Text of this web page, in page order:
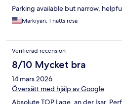
Parking available but narrow,
Markiyan, 1 natts resa
Verifierad recension
8/10 Mycket bra
14 mars 2026
Översätt med hjälp av Google
Absolute TOP Lage, an der Isar.